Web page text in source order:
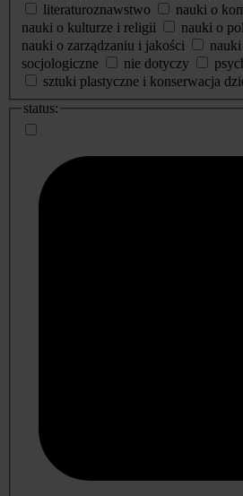
literaturoznawstwo
nauki o
nauki o kulturze i religii
nauki o
nauki o zarządzaniu i jakości
socjologiczne
nie dotyczy
sztuki plastyczne i konserwacja
status: